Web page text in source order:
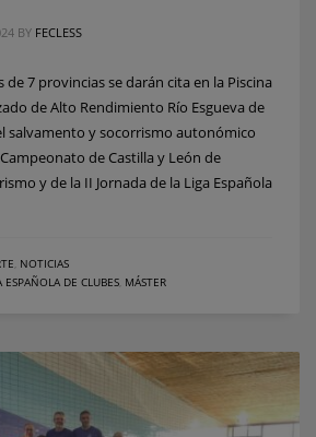
BY FECLESS
7 provincias se darán cita en la Piscina
de Alto Rendimiento Río Esgueva de
salvamento y socorrismo autonómico
de Castilla y León de
y de la II Jornada de la Liga Española
NOTICIAS
ESPAÑOLA DE CLUBES MÁSTER